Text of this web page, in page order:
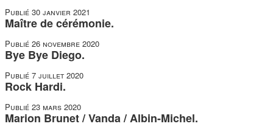
Publié 30 janvier 2021
Maître de cérémonie.
Publié 26 novembre 2020
Bye Bye Diego.
Publié 7 juillet 2020
Rock Hardi.
Publié 23 mars 2020
Marion Brunet / Vanda / Albin-Michel.